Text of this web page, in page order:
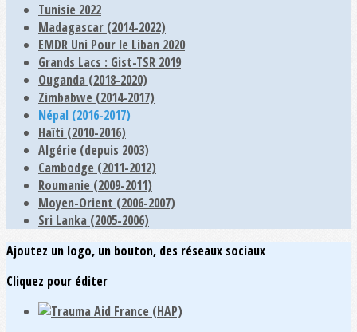
Tunisie 2022
Madagascar (2014-2022)
EMDR Uni Pour le Liban 2020
Grands Lacs : Gist-TSR 2019
Ouganda (2018-2020)
Zimbabwe (2014-2017)
Népal (2016-2017)
Haïti (2010-2016)
Algérie (depuis 2003)
Cambodge (2011-2012)
Roumanie (2009-2011)
Moyen-Orient (2006-2007)
Sri Lanka (2005-2006)
Ajoutez un logo, un bouton, des réseaux sociaux
Cliquez pour éditer